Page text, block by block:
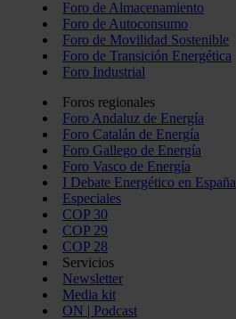
Foro de Almacenamiento
Foro de Autoconsumo
Foro de Movilidad Sostenible
Foro de Transición Energética
Foro Industrial
Foros regionales
Foro Andaluz de Energía
Foro Catalán de Energía
Foro Gallego de Energía
Foro Vasco de Energía
I Debate Energético en España
Especiales
COP 30
COP 29
COP 28
Servicios
Newsletter
Media kit
ON | Podcast